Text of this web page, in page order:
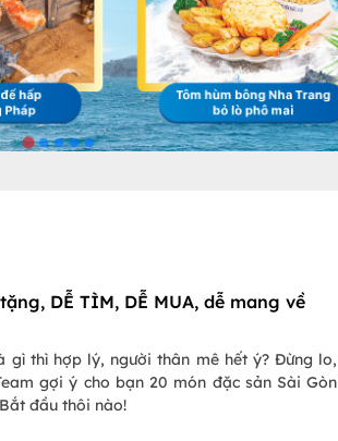
DỄ TÌM, DỄ MUA, dễ mang về
gì thì hợp lý, người thân mê hết ý? Đừng lo,
gợi ý cho bạn 20 món đặc sản Sài Gòn
đầu thôi nào!